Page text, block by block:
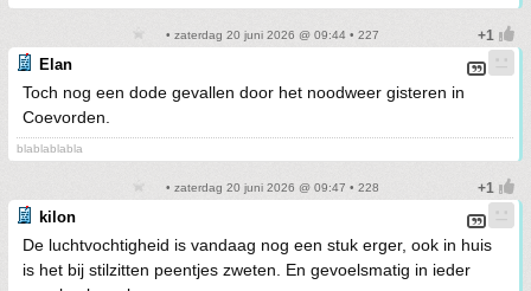
• zaterdag 20 juni 2026 @ 09:44 • 227
Elan
Toch nog een dode gevallen door het noodweer gisteren in
Coevorden.
blablablabla
• zaterdag 20 juni 2026 @ 09:47 • 228
kilon
De luchtvochtigheid is vandaag nog een stuk erger, ook in huis
is het bij stilzitten peentjes zweten. En gevoelsmatig in ieder